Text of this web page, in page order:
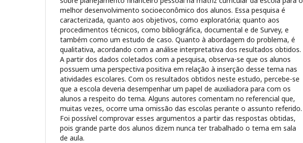
melhor desenvolvimento socioeconômico dos alunos. Essa pesquisa é
caracterizada, quanto aos objetivos, como exploratória; quanto aos
procedimentos técnicos, como bibliográfica, documental e de Survey, e
também como um estudo de caso. Quanto à abordagem do problema, é
qualitativa, acordando com a análise interpretativa dos resultados obtidos.
A partir dos dados coletados com a pesquisa, observa-se que os alunos
possuem uma perspectiva positiva em relação à inserção desse tema nas
atividades escolares. Com os resultados obtidos neste estudo, percebe-se
que a escola deveria desempenhar um papel de auxiliadora para com os
alunos a respeito do tema. Alguns autores comentam no referencial que,
muitas vezes, ocorre uma omissão das escolas perante o assunto referido.
Foi possível comprovar esses argumentos a partir das respostas obtidas,
pois grande parte dos alunos dizem nunca ter trabalhado o tema em sala
de aula.